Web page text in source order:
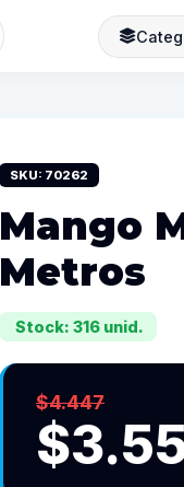
SKU: 70262
Mango
Metros
Stock: 316 unid.
$4.447